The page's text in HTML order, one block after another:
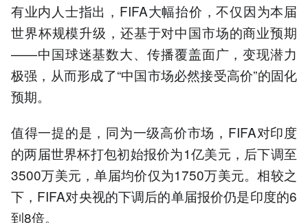
有业内人士指出，FIFA大幅抬价，不仅因为本届
世界杯规模升级，还基于对中国市场的商业预期
——中国球迷基数大、传播覆盖面广，变现潜力
极强，从而形成了“中国市场必然接受高价”的固化
预期。
值得一提的是，同为一级高价市场，FIFA对印度
的两届世界杯打包初始报价为1亿美元，后下调至
3500万美元，单届均价仅为1750万美元。相较之
下，FIFA对央视的下调后的单届报价仍是印度的6
到8倍。